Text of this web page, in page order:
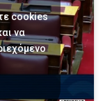
cookies
να